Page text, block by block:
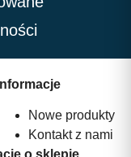
Informacje
Nowe produkty
Kontakt z nami